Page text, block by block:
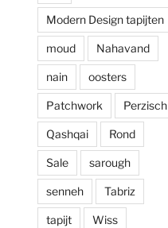
Modern Design tapijten
moud Nahavand
nain oosters
Patchwork Perzisch
Qashqai Rond
Sale sarough
senneh Tabriz
tapijt Wiss